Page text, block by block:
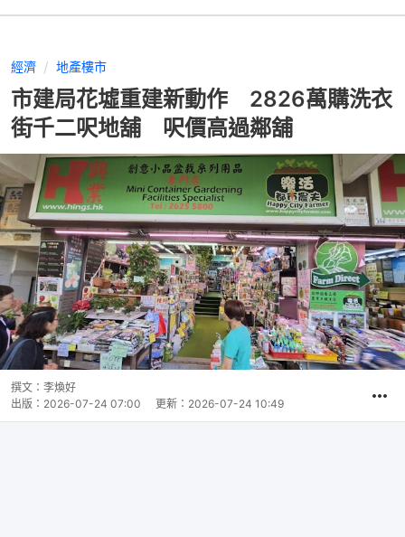
經濟 地產樓市
市建局花墟重建新動作 2826萬購洗衣
街千二呎地舖 呎價高過鄰舖
撰文： 李煥好
出版： 2026-07-24 07:00 更新： 2026-07-24 10:49